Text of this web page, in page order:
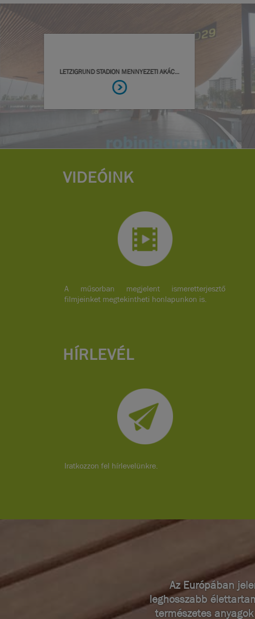
VIDEÓINK
A műsorban megjelent ismeretterjesztő
filmjeinket megtekintheti honlapunkon is.
HÍRLEVÉL
Iratkozzon fel hírlevelünkre.
Az Európában
leghosszabb
természetes